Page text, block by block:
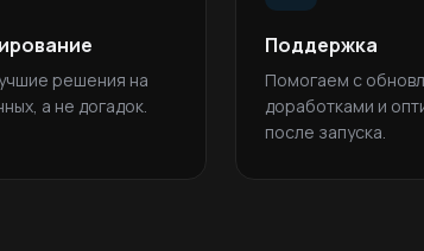
решения на
а не догадок.
Поддержка
Помогаем с
доработками и
после запуска.